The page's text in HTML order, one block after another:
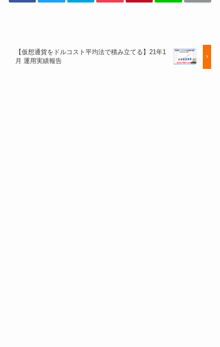
【仮想通貨をドルコスト平均法で積み立てる】21年1
月 運用実績報告